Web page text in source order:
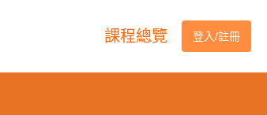
課程總覽 登入/註冊